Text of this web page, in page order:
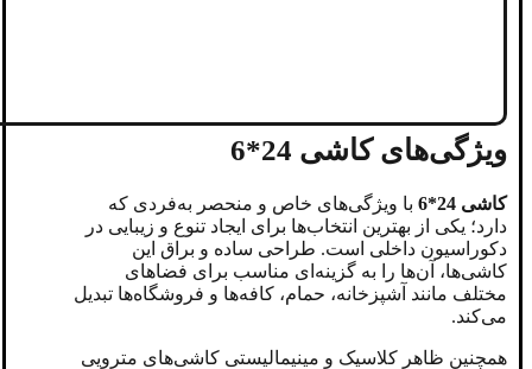
ویژگی‌های کاشی 24*6
کاشی 24*6
با ویژگی‌های خاص و منحصر به‌فردی که
دارد؛ یکی از بهترین انتخاب‌ها برای ایجاد تنوع و زیبایی در
دکوراسیون داخلی است. طراحی ساده و براق این
کاشی‌ها، آن‌ها را به گزینه‌ای مناسب برای فضاهای
مختلف مانند آشپزخانه، حمام، کافه‌ها و فروشگاه‌ها تبدیل
می‌کند.
همچنین ظاهر کلاسیک و مینیمالیستی کاشی‌های مترویی